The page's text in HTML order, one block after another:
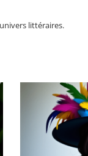
littéraires.